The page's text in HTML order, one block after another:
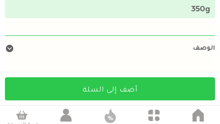
350g
الوصف
أضف إلى السلة